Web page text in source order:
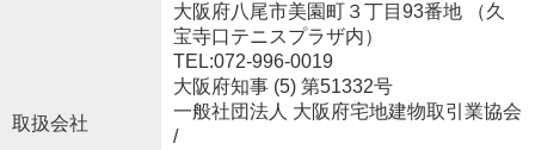
取扱会社
大阪府八尾市美園町３丁目93番地 （久
宝寺口テニスプラザ内）
TEL:072-996-0019
大阪府知事 (5) 第51332号
一般社団法人 大阪府宅地建物取引業協会
/